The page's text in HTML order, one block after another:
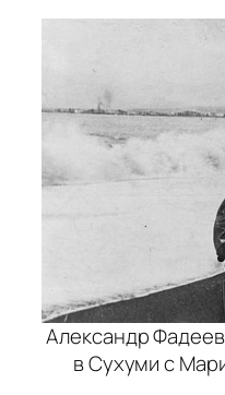
Александр
в Сухуми с